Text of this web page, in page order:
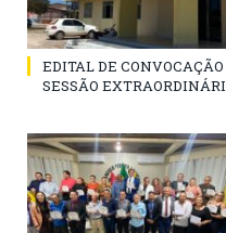
EDITAL DE
SESSÃO